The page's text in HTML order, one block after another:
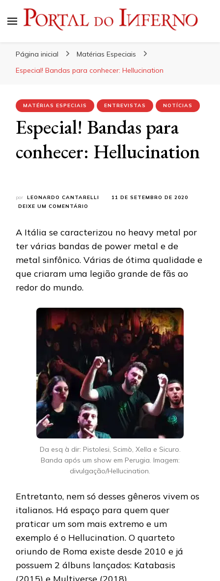
Página inicial
Matérias Especiais
Especial! Bandas para conhecer: Hellucination
MATÉRIAS ESPECIAIS ENTREVISTAS NOTÍCIAS
Especial! Bandas para
conhecer: Hellucination
por LEONARDO CANTARELLI
11 DE SETEMBRO DE 2020
DEIXE UM COMENTÁRIO
PARA
HELLUCINATION
A Itália se caracterizou no heavy metal por
ter várias bandas de power metal e de
metal sinfônico. Várias de ótima qualidade e
que criaram uma legião grande de fãs ao
redor do mundo.
Da esq à dir: Pistolesi, Scimò, Xella e Sicuro.
Banda após um show em Perugia. Imagem:
divulgação/Hellucination.
Entretanto, nem só desses gêneros vivem os
italianos. Há espaço para quem quer
praticar um som mais extremo e um
exemplo é o Hellucination. O quarteto
oriundo de Roma existe desde 2010 e já
possuem 2 álbuns lançados: Katabasis